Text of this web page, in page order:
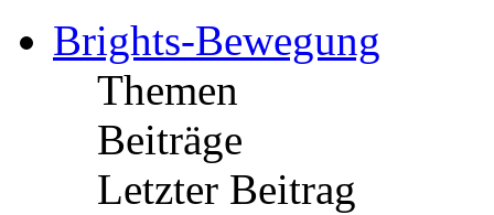
Brights-Bewegung
Themen
Beiträge
Letzter Beitrag